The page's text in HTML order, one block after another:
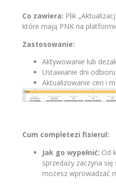
Co zawiera: Plik
które mają PNK na
Zastosowanie:
Aktywowanie lub
Ustawianie dni
Aktualizowanie cen i
Cum completezi fisierul:
Jak go wypełnić: Od
sprzedaży zaczyna
możesz wprowadzać